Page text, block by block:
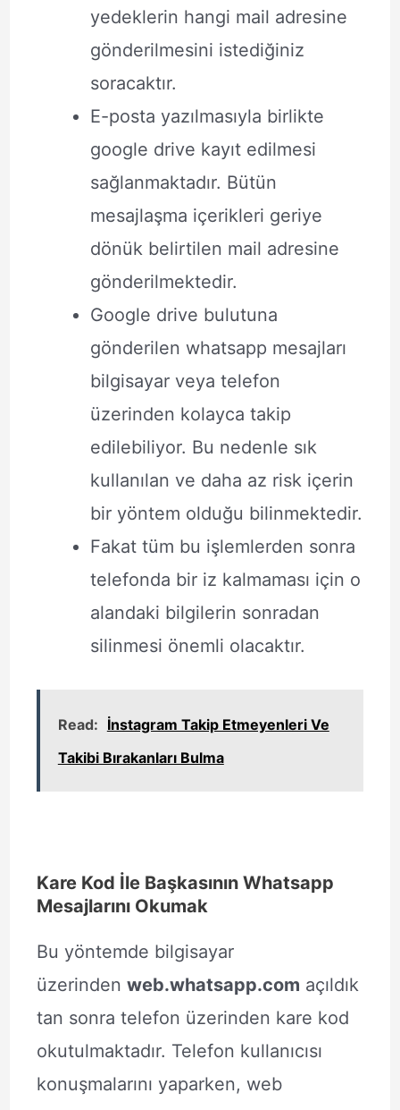
yedeklerin hangi mail adresine
gönderilmesini istediğiniz
soracaktır.
E-posta yazılmasıyla birlikte
google drive kayıt edilmesi
sağlanmaktadır. Bütün
mesajlaşma içerikleri geriye
dönük belirtilen mail adresine
gönderilmektedir.
Google drive bulutuna
gönderilen whatsapp mesajları
bilgisayar veya telefon
üzerinden kolayca takip
edilebiliyor. Bu nedenle sık
kullanılan ve daha az risk içerin
bir yöntem olduğu bilinmektedir.
Fakat tüm bu işlemlerden sonra
telefonda bir iz kalmaması için o
alandaki bilgilerin sonradan
silinmesi önemli olacaktır.
Read: İnstagram Takip Etmeyenleri Ve
Takibi Bırakanları Bulma
Kare Kod İle Başkasının Whatsapp
Mesajlarını Okumak
Bu yöntemde bilgisayar
üzerinden web.whatsapp.com açıldık
tan sonra telefon üzerinden kare kod
okutulmaktadır. Telefon kullanıcısı
konuşmalarını yaparken, web